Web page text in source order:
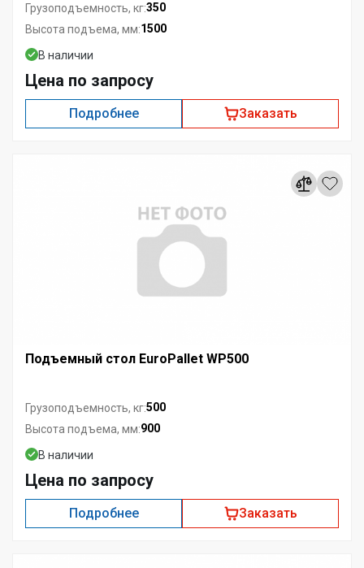
Грузоподъемность, кг:350
Высота подъема, мм:1500
В наличии
Цена по запросу
Подробнее Заказать
Подъемный стол EuroPallet WP500
Грузоподъемность, кг:500
Высота подъема, мм:900
В наличии
Цена по запросу
Подробнее Заказать